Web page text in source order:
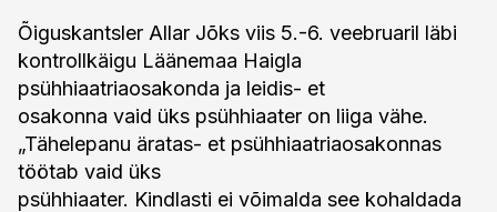
Õiguskantsler Allar Jõks viis 5.-6. veebruaril läbi
kontrollkäigu Läänemaa Haigla
psühhiaatriaosakonda ja leidis- et
osakonna vaid üks psühhiaater on liiga vähe.
„Tähelepanu äratas- et psühhiaatriaosakonnas
töötab vaid üks
psühhiaater. Kindlasti ei võimalda see kohaldada